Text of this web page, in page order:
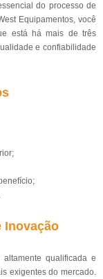
do processo de
Equipamentos, você
está há mais de três
e confiabilidade
Inovação
qualificada e
exigentes do mercado.